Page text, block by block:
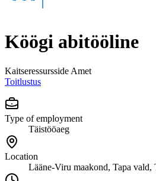
Köögi abitööline
Kaitseressursside Amet
Toitlustus
Type of employment
Täistööaeg
Location
Lääne-Viru maakond, Tapa vald,